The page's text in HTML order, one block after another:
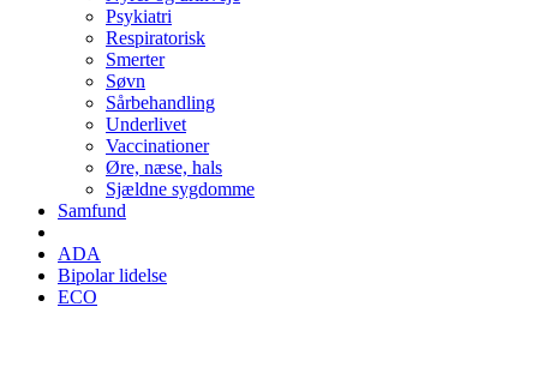
Psykiatri
Respiratorisk
Smerter
Søvn
Sårbehandling
Underlivet
Vaccinationer
Øre, næse, hals
Sjældne sygdomme
Samfund
ADA
Bipolar lidelse
ECO